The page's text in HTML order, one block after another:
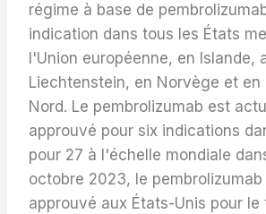
régime à base de
indication dans tous les États
l'Union européenne, en Islande,
Liechtenstein, en Norvège et en
Nord. Le pembrolizumab est
approuvé pour six indications
pour 27 à l'échelle mondiale
octobre 2023, le pembrolizumab
approuvé aux États-Unis pour